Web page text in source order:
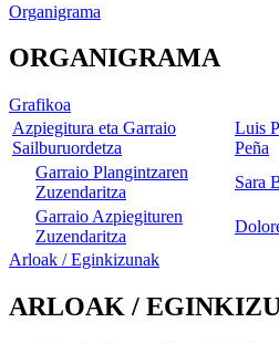
Organigrama
ORGANIGRAMA
Grafikoa
Azpiegitura eta Garraio
Sailburuordetza
Luis
Peña
Garraio Plangintzaren
Zuzendaritza
Sara
Garraio Azpiegituren
Zuzendaritza
Arloak / Eginkizunak
ARLOAK /